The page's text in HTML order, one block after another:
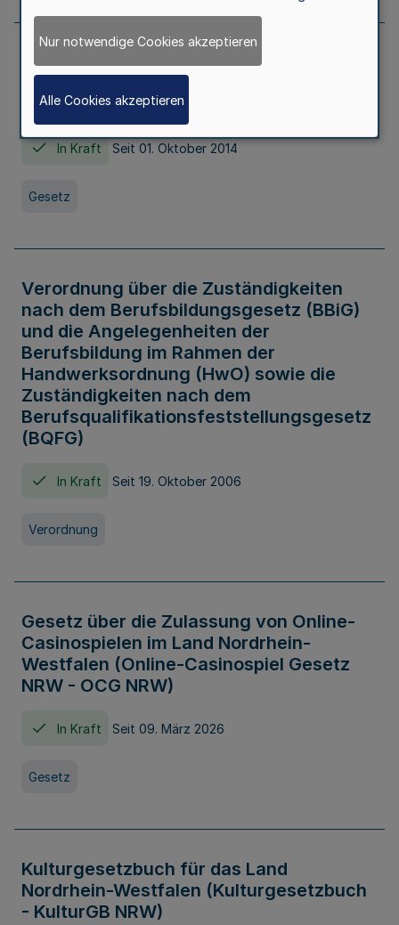
Gesetz über die Hochschulen des Landes
Nordrhein-Westfalen (Hochschulgesetz -
HG)
In Kraft Seit 01. Oktober 2014
Gesetz
Verordnung über die Zuständigkeiten
nach dem Berufsbildungsgesetz (BBiG)
und die Angelegenheiten der
Berufsbildung im Rahmen der
Handwerksordnung (HwO) sowie die
Zuständigkeiten nach dem
Berufsqualifikationsfeststellungsgesetz
(BQFG)
In Kraft Seit 19. Oktober 2006
Verordnung
Gesetz über die Zulassung von Online-
Casinospielen im Land Nordrhein-
Westfalen (Online-Casinospiel Gesetz
NRW - OCG NRW)
In Kraft Seit 09. März 2026
Gesetz
Kulturgesetzbuch für das Land
Nordrhein-Westfalen (Kulturgesetzbuch
- KulturGB NRW)
Nur notwendige Cookies akzeptieren
Alle Cookies akzeptieren